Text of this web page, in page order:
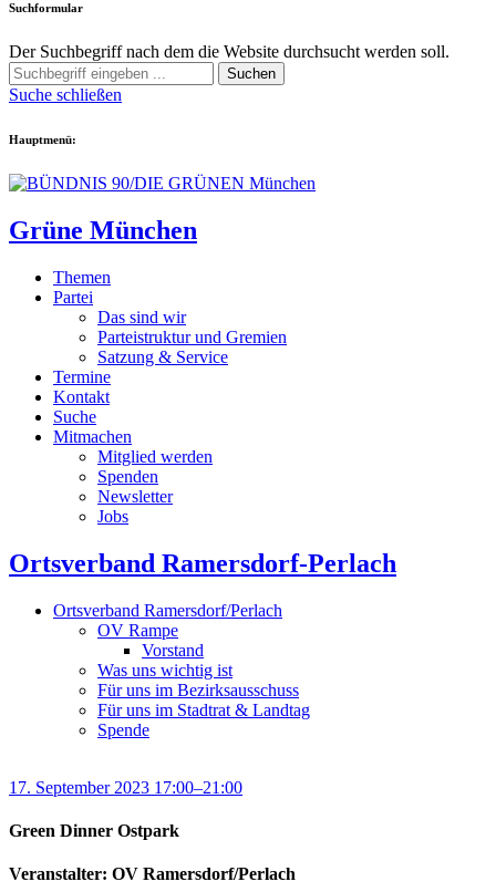
Suchformular
Der Suchbegriff nach dem die Website durchsucht werden soll.
Suchen
Suche schließen
Hauptmenü:
Grüne München
Themen
Partei
Das sind wir
Parteistruktur und Gremien
Satzung & Service
Termine
Kontakt
Suche
Mitmachen
Mitglied werden
Spenden
Newsletter
Jobs
Ortsverband Ramersdorf-Perlach
Ortsverband Ramersdorf/Perlach
OV Rampe
Vorstand
Was uns wichtig ist
Für uns im Bezirksausschuss
Für uns im Stadtrat & Landtag
Spende
17. September 2023 17:00–21:00
Green Dinner Ostpark
Veranstalter: OV Ramersdorf/Perlach